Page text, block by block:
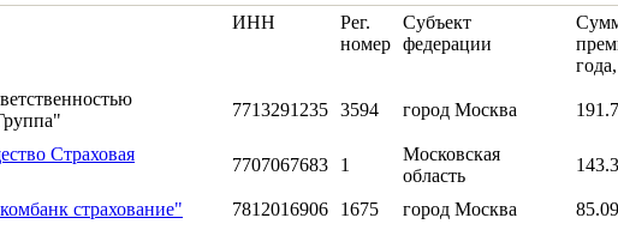
ИНН
Рег.
номер
Субъект
федерации
7713291235 3594 город Москва
Страховая
7707067683 1
Московская
область
страхование" 7812016906 1675 город Москва 85.09